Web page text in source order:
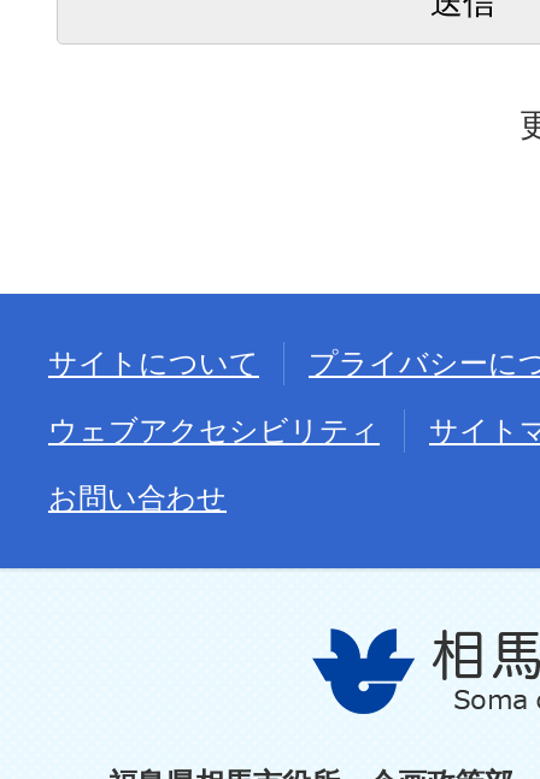
サイトについて
プライバシーに
ウェブアクセシビリティ
サイト
お問い合わせ